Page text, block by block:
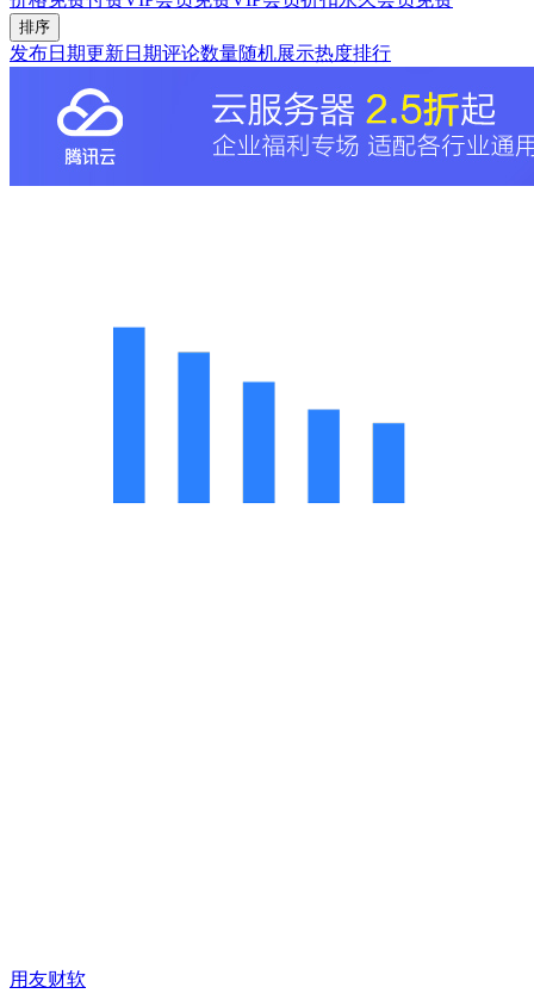
排序
发布日期更新日期评论数量随机展示热度排行
用友财软